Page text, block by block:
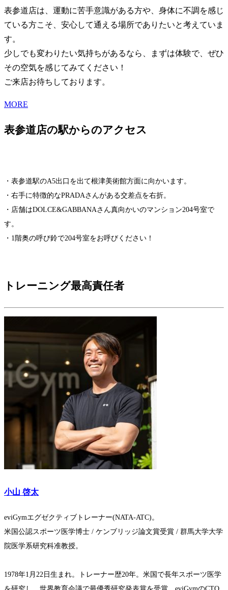
表参道店は、運動に苦手意識がある方や、身体に不調を感じ
ている方こそ、安心して通える場所でありたいと考えていま
す。
少しでも変わりたい気持ちがあるなら、まずは体験で、ぜひ
その空気を感じてみてください！
ご来店お待ちしております。
MORE
表参道店の駅からのアクセス
・表参道駅のA5出口を出て根津美術館方面に向かいます。
・右手に特徴的なPRADAさんがある交差点を右折。
・店舗はDOLCE&GABBANAさん真向かいのマンション204号室で
す。
・1階奥の呼び鈴で204号室をお呼びください！
トレーニング最高責任者
小山 啓太
eviGymエグゼクティブトレーナー(NATA-ATC)。
米国公認スポーツ医学博士 / ケンブリッジ論文賞受賞 / 群馬大学大学
院医学系研究科准教授。
1978年1月22日生まれ。トレーナー歴20年。米国で長年スポーツ医学